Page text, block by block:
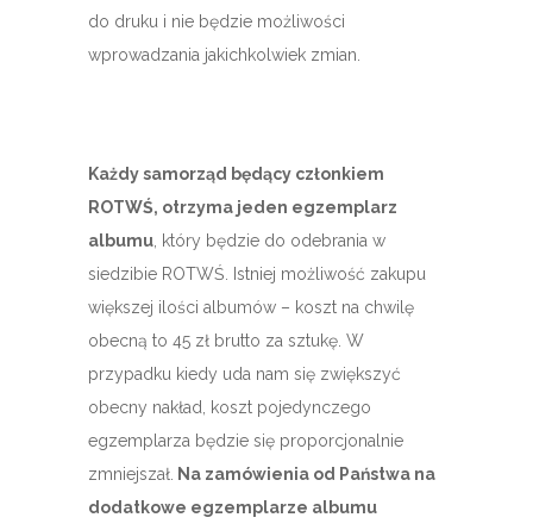
do druku i nie będzie możliwości
wprowadzania jakichkolwiek zmian.
Każdy samorząd będący członkiem
ROTWŚ, otrzyma jeden egzemplarz
albumu, który będzie do odebrania w
siedzibie ROTWŚ. Istniej możliwość zakupu
większej ilości albumów – koszt na chwilę
obecną to 45 zł brutto za sztukę. W
przypadku kiedy uda nam się zwiększyć
obecny nakład, koszt pojedynczego
egzemplarza będzie się proporcjonalnie
zmniejszał. Na zamówienia od Państwa na
dodatkowe egzemplarze albumu